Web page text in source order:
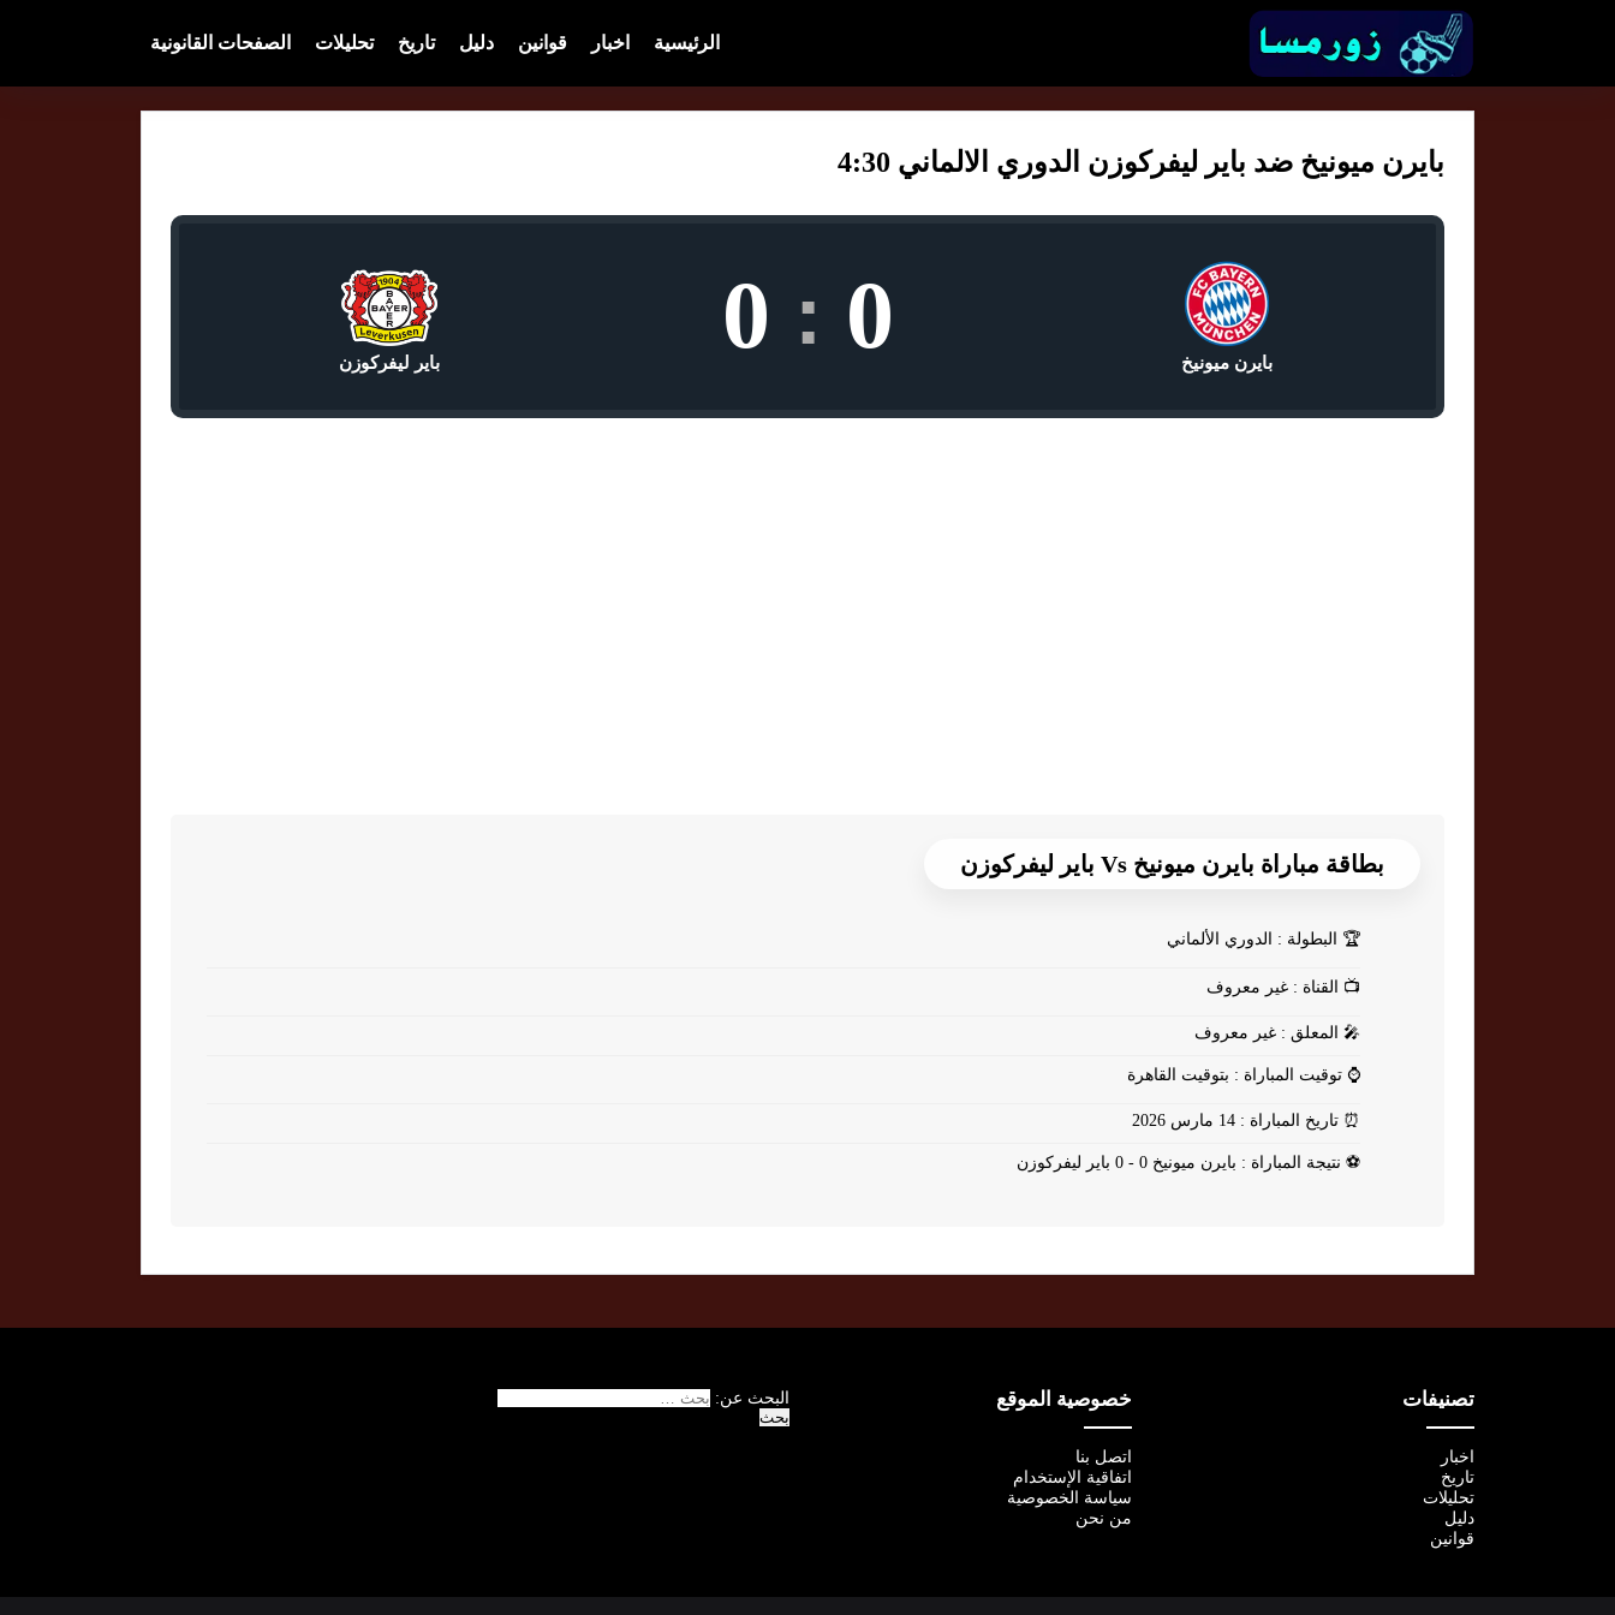
الرئيسية اخبار قوانين دليل تاريخ تحليلات الصفحات القانونية
بايرن ميونيخ ضد باير ليفركوزن الدوري الالماني 4:30
بايرن ميونيخ 0
:
0 باير ليفركوزن
بطاقة مباراة بايرن ميونيخ Vs باير ليفركوزن
🏆 البطولة : الدوري الألماني
📺 القناة : غير معروف
🎤 المعلق : غير معروف
⌚ توقيت المباراة : بتوقيت القاهرة
⏰ تاريخ المباراة : 14 مارس 2026
⚽ نتيجة المباراة : بايرن ميونيخ 0 - 0 باير ليفركوزن
تصنيفات
اخبار
تاريخ
تحليلات
دليل
قوانين
خصوصية الموقع
اتصل بنا
اتفاقية الإستخدام
سياسة الخصوصية
من نحن
البحث عن: